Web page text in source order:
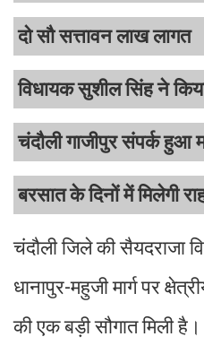
दो सौ सत्तावन लाख लागत
विधायक सुशील सिंह ने
चंदौली गाजीपुर संपर्क हुआ
बरसात के दिनों में मिलेगी
चंदौली जिले की सैयदराजा
धानापुर-महुजी मार्ग पर
की एक बड़ी सौगात मिली